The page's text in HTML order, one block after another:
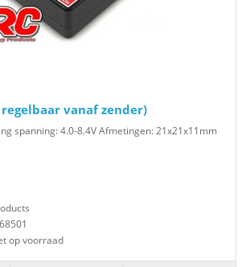
vanaf zender)
spanning: 4.0-8.4V Afmetingen: 21x21x11mm
op voorraad